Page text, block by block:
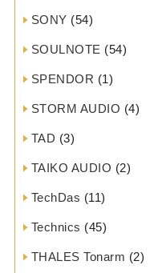
SONY (54)
SOULNOTE (54)
SPENDOR (1)
STORM AUDIO (4)
TAD (3)
TAIKO AUDIO (2)
TechDas (11)
Technics (45)
THALES Tonarm (2)